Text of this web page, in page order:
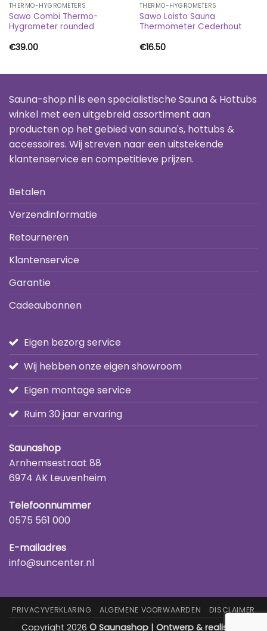
THERMO-HYGROMETERS
Sawo Combi Thermo-
Hygrometer rounded
€39.00
THERMO-HYGROMETERS
Sawo Loisto Sauna
Thermometer Cederhout
€16.50
Sauna-shop.nl is een specialistische Sauna & Hottubs
winkel met een uitgebreid assortiment aan
producten op het gebied van sauna's, hottubs &
accessoires. Wij streven naar een uitstekende
klantenservice en competitieve prijzen.
Betalen
Verzendinformatie
Retourneren
Klantenservice
Garantie
Cadeaubonnen
Eigen bezorg service
Wij hebben onze eigen showroom
Eigen montage service
Ruim 30 jaar ervaring
Saunashop
Arnhemsestraat 88
6974 AK Leuvenheim
Telefoonnummer
0575 561 000
E-mailadres
info@suncenter.nl
PRIVACYVERKLARING ALGEMENE VOORWAARDEN DISCLAIMER
Copyright 2026 © Saunashop | Ontwerp & realisatie: